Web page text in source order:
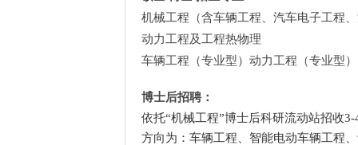
机械工程（含车辆工程、汽车电子工程
动力工程及工程热物理
车辆工程（专业型）动力工程（专业型）
博士后招聘：
依托“机械工程”博士后科研流动站招收3-
方向为：车辆工程、智能电动车辆工程